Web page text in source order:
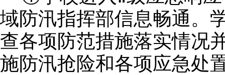
域防汛指挥部信息畅通。
查各项防范措施落实情况
施防汛抢险和各项应急处